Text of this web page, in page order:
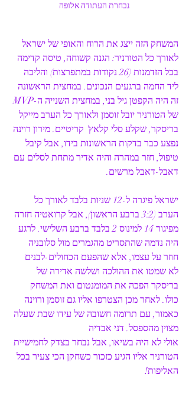
נבחרת העתודה אלופה
המשחק הזה ייצג את הרוח והאופי של ישראל
לאורך כל הטורניר: הגנה קשוחה, טיסה קדימה
בכל הזדמנות (26 נקודות במתפרצות) והליכה
ליד החמה ברגעים הנכונים. במחצית הראשונה
זה היה הקפטן גיל בני, במחצית השנייה ה-MVP
של הטורניר יובל זוסמן ולאורך כל הערב מייקל
בריסקר, שקלע סלי קלאץ' קריטיים. מירון רוינה
נפצע כבר בדקות הראשונות בידו, אבל קיבל
טיפול, חזר במהרה והיה אדיר מתחת לסלים עם
דאבל-דאבל מרשים.
ישראל פיגרה ל-12 שניות בלבד לאורך כל
הערב (3:2 ברבע הראשון), אבל קרואטיה חזרה
מפיגור 14 למינוס 2 בלבד ברבע השלישי. לרגע
היה נדמה שהתסריט מהגמרים מול סלובניה
חוזר על עצמו, אלא שהפעם הכחולים-לבנים
לא שמטו את ההולכה ושלשה אדירה של
בריסקר הפכה את המומנטום ואת המשחק
כולו. לאחר מכן הצטרפו אליו גם זוסמן ורוינה
כאמור, עם תרומה חשובה של עידו שבת שעלה
מצוין מהספסל. דני אבדיה
אולי לא היה בשיאו, אבל נבחר בצדק לחמישיית
הטורניר אליו הגיע כזכור כשחקן הכי צעיר בכל
האליפות!